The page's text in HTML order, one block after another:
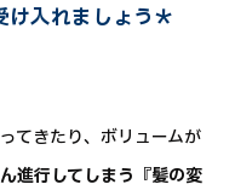
け入れましょう＊
てきたり、ボリュームが
進行してしまう『髪の変